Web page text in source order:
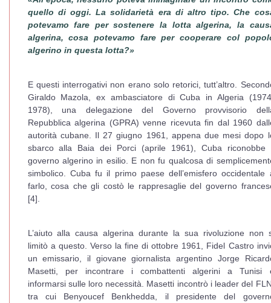
quello di oggi. La solidarietà era di altro tipo. Che
potevamo fare per sostenere la lotta algerina, la
algerina, cosa potevamo fare per cooperare col
algerino in questa lotta?»
E questi interrogativi non erano solo retorici, tutt’altro.
Giraldo Mazola, ex ambasciatore di Cuba in Algeria
1978), una delegazione del Governo provvisorio
Repubblica algerina (GPRA) venne ricevuta fin dal 1960
autorità cubane. Il 27 giugno 1961, appena due mesi dopo
sbarco alla Baia dei Porci (aprile 1961), Cuba riconobbe
governo algerino in esilio. E non fu qualcosa di
simbolico. Cuba fu il primo paese dell’emisfero occidentale
farlo, cosa che gli costò le rappresaglie del governo
[4].
L’aiuto alla causa algerina durante la sua rivoluzione non
limitò a questo. Verso la fine di ottobre 1961, Fidel Castro
un emissario, il giovane giornalista argentino Jorge
Masetti, per incontrare i combattenti algerini a Tunisi
informarsi sulle loro necessità. Masetti incontrò i leader del
tra cui Benyoucef Benkhedda, il presidente del